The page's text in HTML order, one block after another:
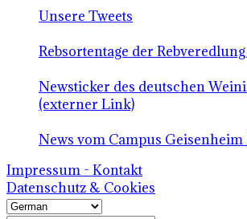
Unsere Tweets
Rebsortentage der
Newsticker des deutschen
(externer Link)
News vom Campus
Impressum - Kontakt
Datenschutz & Cookies